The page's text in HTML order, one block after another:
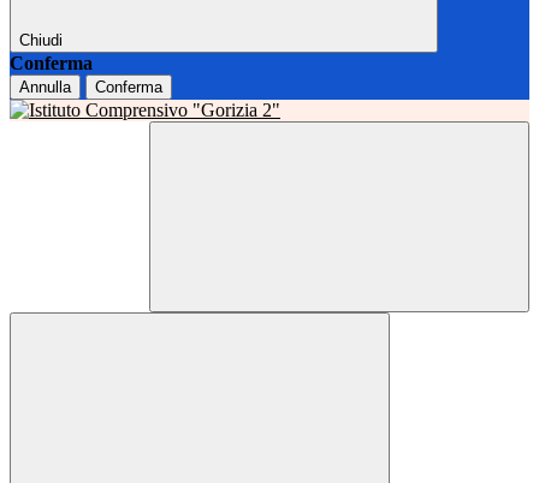
Chiudi
Conferma
Annulla Conferma